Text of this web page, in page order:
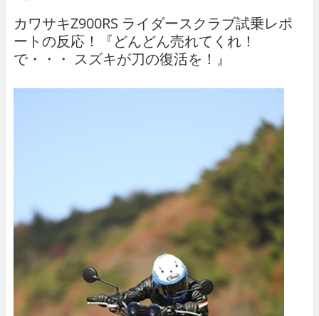
カワサキZ900RS ライダースクラブ試乗レポ
ートの反応！『どんどん売れてくれ！
で・・・ スズキが刀の復活を！』